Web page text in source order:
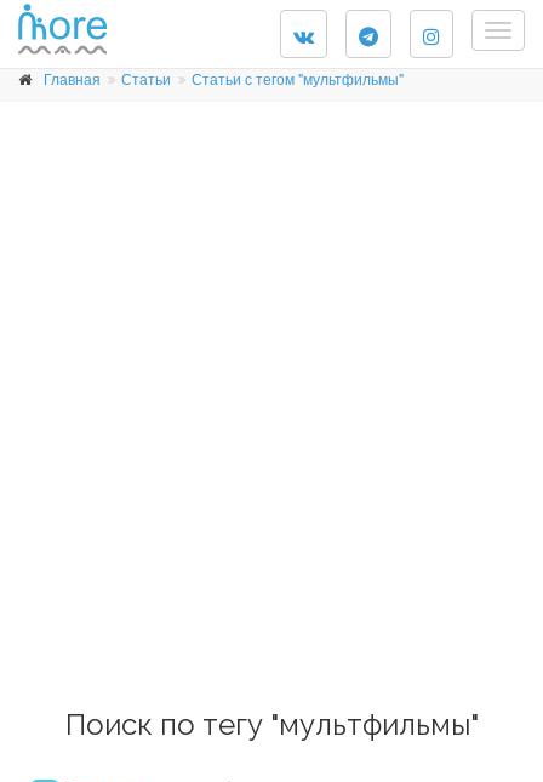
Главная Статьи Статьи с тегом "мультфильмы"
Поиск по тегу "мультфильмы"